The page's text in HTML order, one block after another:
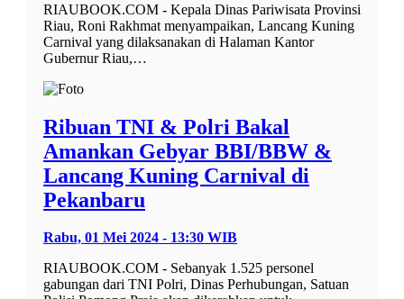
RIAUBOOK.COM - Kepala Dinas Pariwisata Provinsi
Riau, Roni Rakhmat menyampaikan, Lancang Kuning
Carnival yang dilaksanakan di Halaman Kantor
Gubernur Riau,…
Ribuan TNI & Polri Bakal
Amankan Gebyar BBI/BBW &
Lancang Kuning Carnival di
Pekanbaru
Rabu, 01 Mei 2024 - 13:30 WIB
RIAUBOOK.COM - Sebanyak 1.525 personel
gabungan dari TNI Polri, Dinas Perhubungan, Satuan